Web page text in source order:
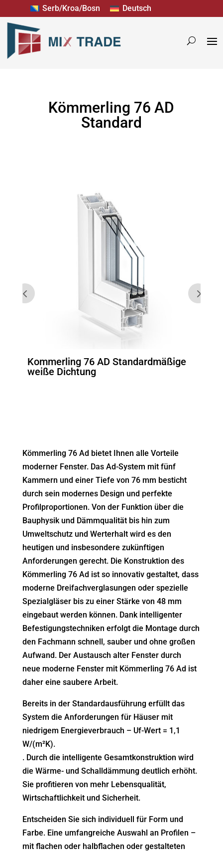
Serb/Kroa/Bosn Deutsch
Kömmerling 76 AD
Standard
Kommerling 76 AD Standardmäßige
weiße Dichtung
Kömmerling 76 Ad bietet Ihnen alle Vorteile
moderner Fenster. Das Ad-System mit fünf
Kammern und einer Tiefe von 76 mm besticht
durch sein modernes Design und perfekte
Profilproportionen. Von der Funktion über die
Bauphysik und Dämmqualität bis hin zum
Umweltschutz und Werterhalt wird es den
heutigen und insbesondere zukünftigen
Anforderungen gerecht. Die Konstruktion des
Kömmerling 76 Ad ist so innovativ gestaltet, dass
moderne Dreifachverglasungen oder spezielle
Spezialgläser bis zu einer Stärke von 48 mm
eingebaut werden können. Dank intelligenter
Befestigungstechniken erfolgt die Montage durch
den Fachmann schnell, sauber und ohne großen
Aufwand. Der Austausch alter Fenster durch
neue moderne Fenster mit Kömmerling 76 Ad ist
daher eine saubere Arbeit.
Bereits in der Standardausführung erfüllt das
System die Anforderungen für Häuser mit
niedrigem Energieverbrauch – Uf-Wert = 1,1
W/(m²K).
. Durch die intelligente Gesamtkonstruktion wird
die Wärme- und Schalldämmung deutlich erhöht.
Sie profitieren von mehr Lebensqualität,
Wirtschaftlichkeit und Sicherheit.
Entscheiden Sie sich individuell für Form und
Farbe. Eine umfangreiche Auswahl an Profilen –
mit flachen oder halbflachen oder gestalteten